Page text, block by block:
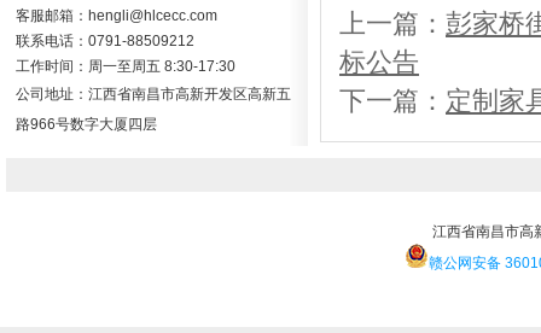
上一篇： 彭家桥
标公告
下一篇： 定制家
客服邮箱：hengli@hlcecc.com
联系电话：0791-88509212
工作时间：周一至周五 8:30-17:30
公司地址： 江西省南昌市高新开发区高新五
路966号数字大厦四层
江西省南昌市高
赣公网安备